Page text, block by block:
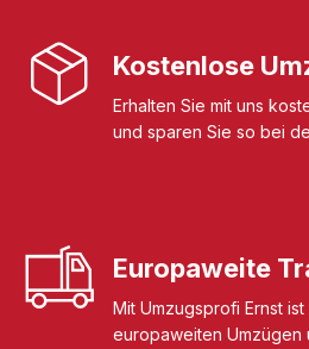
Kostenlose
Erhalten Sie mit uns
und sparen Sie so bei
Europaweite
Mit Umzugsprofi Ernst
europaweiten Umzügen